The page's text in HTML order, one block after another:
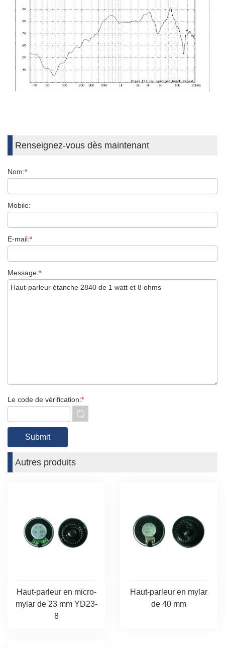
Renseignez-vous dès maintenant
Nom:*
Mobile:
E-mail:*
Message:*
Le code de vérification:*
Autres produits
Haut-parleur en micro-
mylar de 23 mm YD23-
8
Haut-parleur en mylar
de 40 mm